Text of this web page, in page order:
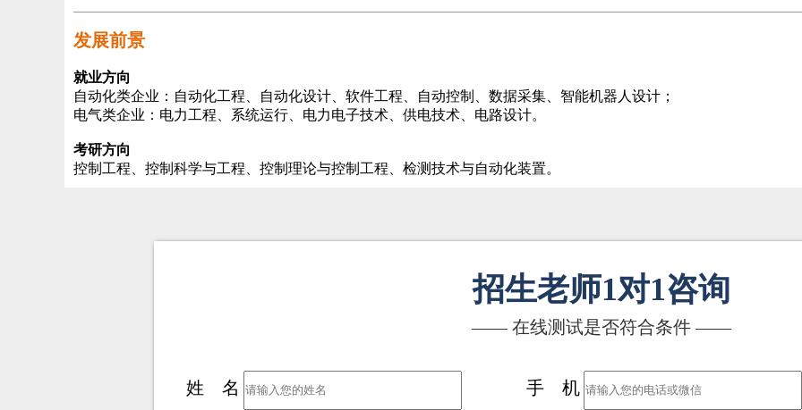
发展前景
就业方向
自动化类企业：自动化工程、自动化设计、软件工程、自动控制、数据采集、智能机器人设计；
电气类企业：电力工程、系统运行、电力电子技术、供电技术、电路设计。
考研方向
控制工程、控制科学与工程、控制理论与控制工程、检测技术与自动化装置。
招生老师1对1咨询
—— 在线测试是否符合条件 ——
姓 名 手 机